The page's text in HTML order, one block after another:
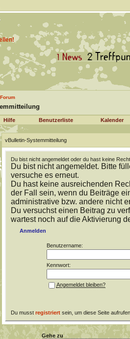
Hilfe Benutzerliste Kalender
vBulletin-Systemmitteilung
Du bist nicht angemeldet oder du hast keine
Du bist nicht angemeldet. Bitte
versuche es erneut.
Du hast keine ausreichenden
der Fall sein, wenn du Beiträge
administrative bzw. andere nicht
Du versuchst einen Beitrag zu
wartest noch auf die Aktivierung
Anmelden
Benutzername:
Kennwort:
Angemeldet bleiben?
Du musst registriertsein, um diese Seite
Gehe zu